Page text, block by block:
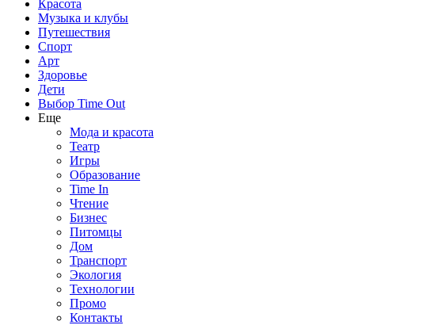
Красота
Музыка и клубы
Путешествия
Спорт
Арт
Здоровье
Дети
Выбор Time Out
Еще
Мода и красота
Театр
Игры
Образование
Time In
Чтение
Бизнес
Питомцы
Дом
Транспорт
Экология
Технологии
Промо
Контакты